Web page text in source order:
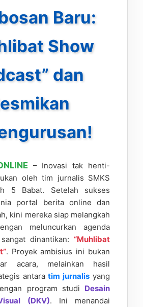
Baru:
Show
dan
– Inovasi tak henti-
oleh tim jurnalis SMKS
5 Babat. Setelah sukses
portal berita online dan
kini mereka siap melangkah
meluncurkan agenda
dinantikan: “Muhlibat
. Proyek ambisius ini bukan
acara, melainkan hasil
antaratim jurnalis yang
program studi Desain
(DKV). Ini menandai